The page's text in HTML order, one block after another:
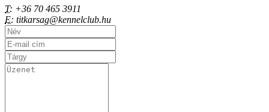
T: +36 70 465 3911
E: titkarsag@kennelclub.hu